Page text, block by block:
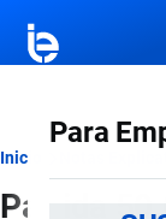
Para
Ruta
de
Inicio
Partida